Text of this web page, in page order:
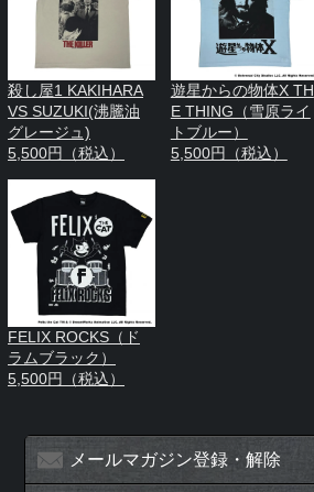
殺し屋1 KAKIHARA
VS SUZUKI(沸騰油
グレージュ)
5,500円（税込）
遊星からの物体X TH
E THING（雪原ライ
トブルー）
5,500円（税込）
FELIX ROCKS（ド
ラムブラック）
5,500円（税込）
メールマガジン登録・解除